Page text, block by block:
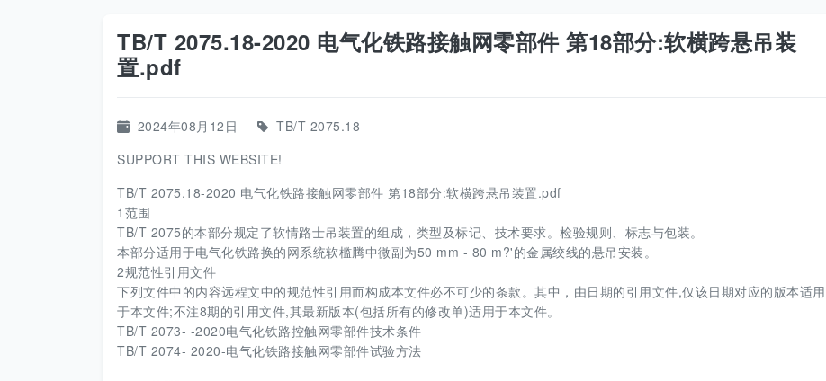
TB/T 2075.18-2020 电气化铁路接触网零部件 第18部分:软横跨悬吊装
置.pdf
2024年08月12日
TB/T 2075.18
SUPPORT THIS WEBSITE!
TB/T 2075.18-2020 电气化铁路接触网零部件 第18部分:软横跨悬吊装置.pdf
1范围
TB/T 2075的本部分规定了软情路士吊装置的组成，类型及标记、技术要求。检验规则、标志与包装。
本部分适用于电气化铁路换的网系统软槛腾中微副为50 mm - 80 m?'的金属绞线的悬吊安装。
2规范性引用文件
下列文件中的内容远程文中的规范性引用而构成本文件必不可少的条款。其中，由日期的引用文件,仅该日期对应的版本适用
于本文件;不注8期的引用文件,其最新版本(包括所有的修改单)适用于本文件。
TB/T 2073- -2020电气化铁路控触网零部件技术条件
TB/T 2074- 2020-电气化铁路接触网零部件试验方法